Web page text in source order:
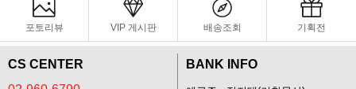
포토리뷰 VIP 게시판 배송조회 기획전
CS CENTER
BANK INFO